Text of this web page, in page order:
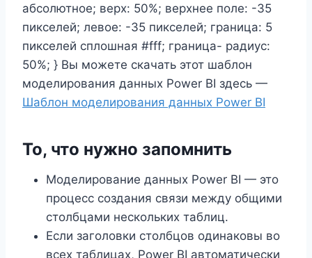
абсолютное; верх: 50%; верхнее поле: -35
пикселей; левое: -35 пикселей; граница: 5
пикселей сплошная #fff; граница- радиус:
50%; } Вы можете скачать этот шаблон
моделирования данных Power BI здесь —
Шаблон моделирования данных Power BI
То, что нужно запомнить
Моделирование данных Power BI — это
процесс создания связи между общими
столбцами нескольких таблиц.
Если заголовки столбцов одинаковы во
всех таблицах, Power BI автоматически